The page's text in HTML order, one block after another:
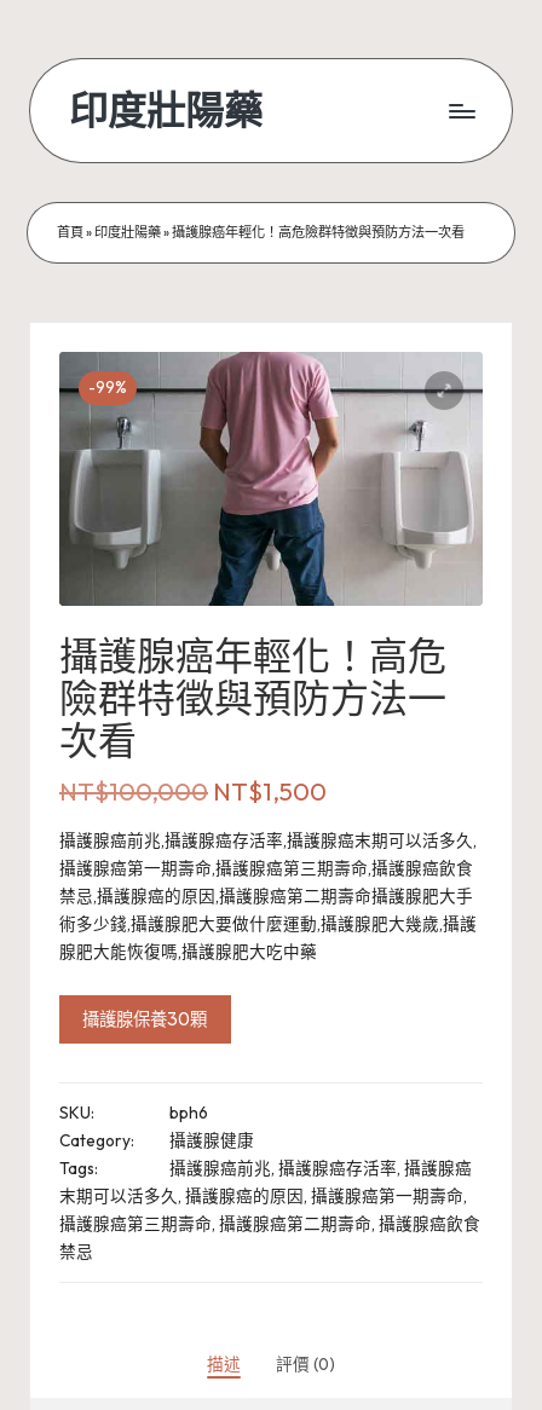
content
印度壯陽藥
首頁»印度壯陽藥»攝護腺癌年輕化！高危險群特徵與預防方法一次看
-99%
攝護腺癌年輕化！高危
險群特徵與預防方法一
次看
NT$100,000 原
始
價
格：
NT$100,000。
NT$1,500
前
價
格：
攝護腺癌前兆,攝護腺癌存活率,攝護腺癌末期可以活多久,
攝護腺癌第一期壽命,攝護腺癌第三期壽命,攝護腺癌飲食
禁忌,攝護腺癌的原因,攝護腺癌第二期壽命攝護腺肥大手
術多少錢,攝護腺肥大要做什麼運動,攝護腺肥大幾歲,攝護
腺肥大能恢復嗎,攝護腺肥大吃中藥
攝護腺保養30顆
SKU:
bph6
Category:
攝護腺健康
Tags:
攝護腺癌前兆, 攝護腺癌存活率, 攝護腺癌
末期可以活多久, 攝護腺癌的原因, 攝護腺癌第一期壽命,
攝護腺癌第三期壽命, 攝護腺癌第二期壽命, 攝護腺癌飲食
禁忌
描述 評價 (0)